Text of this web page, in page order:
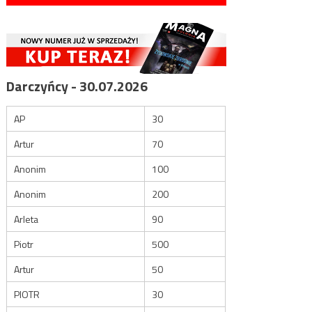
Darczyńcy - 30.07.2026
AP
30
Artur
70
Anonim
100
Anonim
200
Arleta
90
Piotr
500
Artur
50
PIOTR
30